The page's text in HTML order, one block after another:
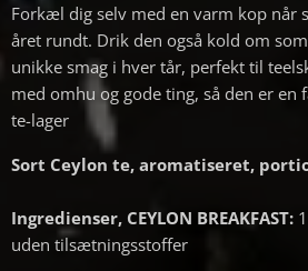
Forkæl dig selv med en varm kop når
året rundt. Drik den også kold om
unikke smag i hver tår, perfekt til
med omhu og gode ting, så den er
te-lager
Sort Ceylon te, aromatiseret,
Ingredienser, CEYLON BREAKFAST:
uden tilsætningsstoffer